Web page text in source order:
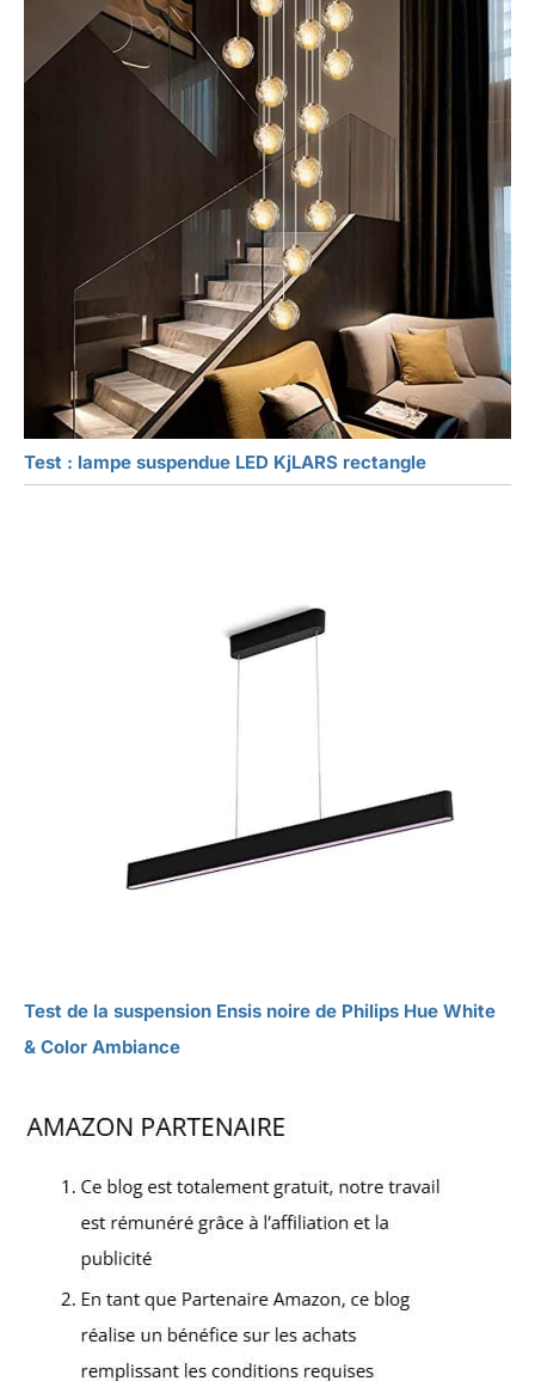
Test : lampe suspendue LED KjLARS rectangle
Test de la suspension Ensis noire de Philips Hue White
& Color Ambiance